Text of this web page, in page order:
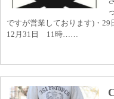
ですが営業しております)・
12月31日 11時……